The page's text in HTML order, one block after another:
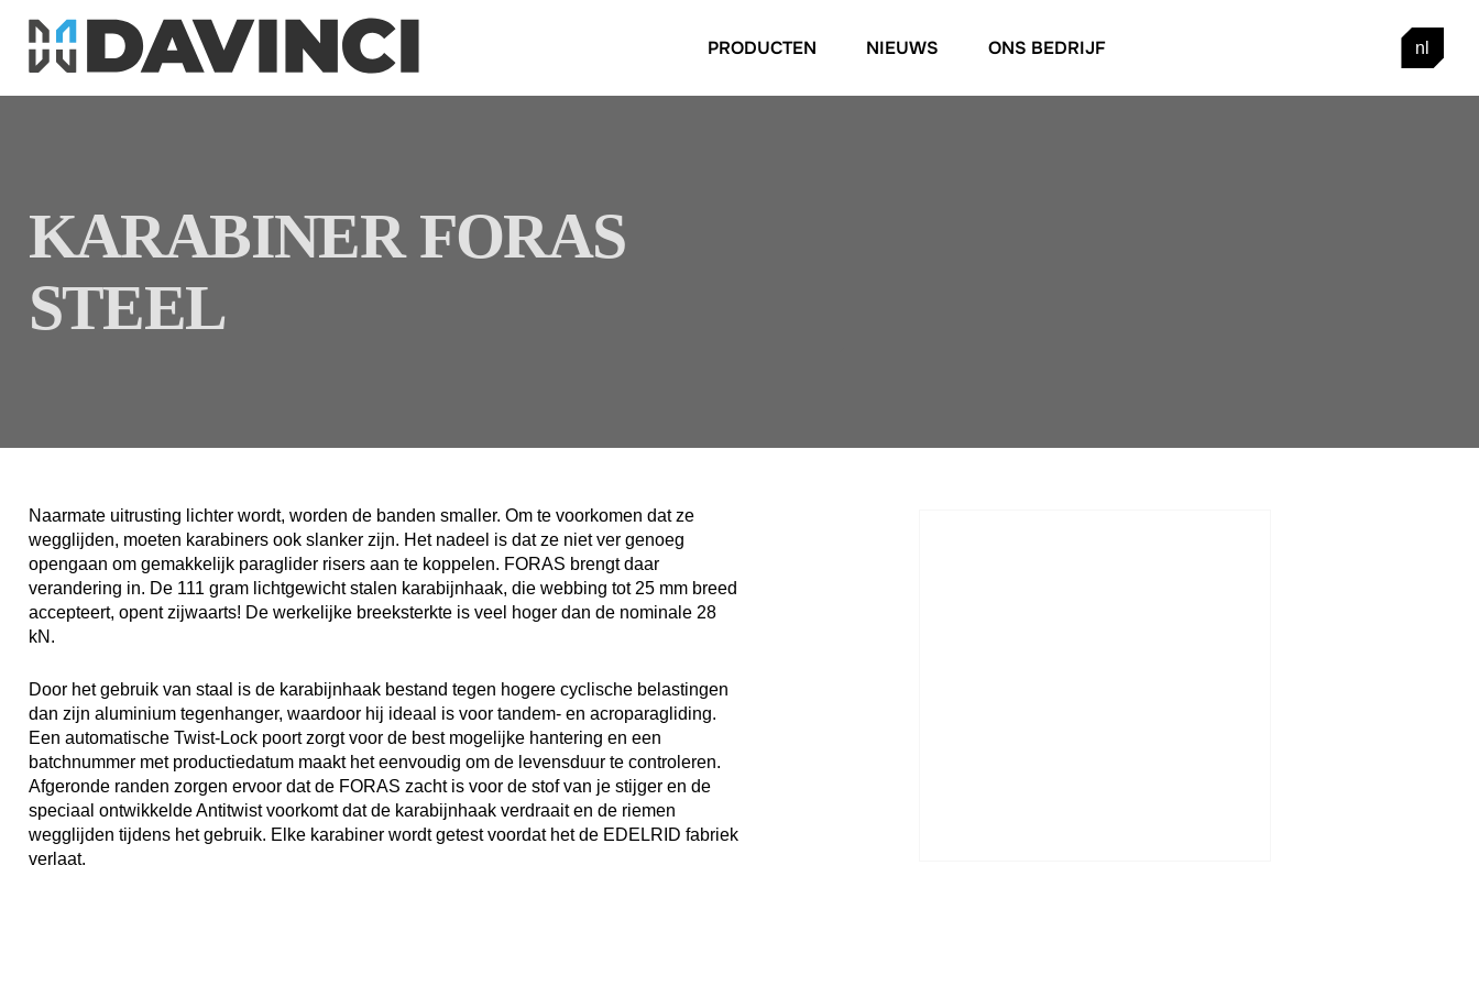
PRODUCTEN NIEUWS ONS BEDRIJF nl
KARABINER FORAS
STEEL
Naarmate uitrusting lichter wordt, worden de banden smaller. Om te voorkomen dat ze
wegglijden, moeten karabiners ook slanker zijn. Het nadeel is dat ze niet ver genoeg
opengaan om gemakkelijk paraglider risers aan te koppelen. FORAS brengt daar
verandering in. De 111 gram lichtgewicht stalen karabijnhaak, die webbing tot 25 mm breed
accepteert, opent zijwaarts! De werkelijke breeksterkte is veel hoger dan de nominale 28
kN.
Door het gebruik van staal is de karabijnhaak bestand tegen hogere cyclische belastingen
dan zijn aluminium tegenhanger, waardoor hij ideaal is voor tandem- en acroparagliding.
Een automatische Twist-Lock poort zorgt voor de best mogelijke hantering en een
batchnummer met productiedatum maakt het eenvoudig om de levensduur te controleren.
Afgeronde randen zorgen ervoor dat de FORAS zacht is voor de stof van je stijger en de
speciaal ontwikkelde Antitwist voorkomt dat de karabijnhaak verdraait en de riemen
wegglijden tijdens het gebruik. Elke karabiner wordt getest voordat het de EDELRID fabriek
verlaat.